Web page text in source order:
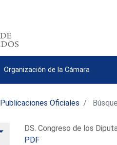
Organización de la Cámara
Publicaciones Oficiales
AlternarDS. Congreso de los
PDF